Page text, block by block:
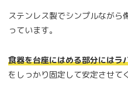
ステンレス製でシンプルながら
っています。
食器を台座にはめる部分にはラ
をしっかり固定して安定させて